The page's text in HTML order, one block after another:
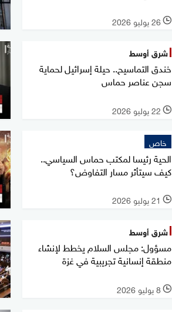
l 26 يوليو 2026
شرق أوسط
خندق التماسيح.. حيلة إسرائيل لحماية
سجن عناصر حماس
l 22 يوليو 2026
خاص
الحية رئيسا لمكتب حماس السياسي..
كيف سيتأثر مسار التفاوض؟
l 21 يوليو 2026
شرق أوسط
مسؤول: مجلس السلام يخطط لإنشاء
منطقة إنسانية تجريبية في غزة
l 8 يوليو 2026